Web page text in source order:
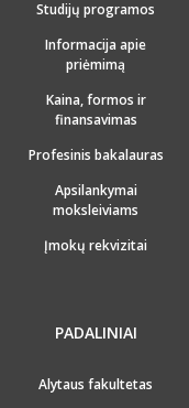
Studijų programos
Informacija apie
priėmimą
Kaina, formos ir
finansavimas
Profesinis bakalauras
Apsilankymai
moksleiviams
Įmokų rekvizitai
PADALINIAI
Alytaus fakultetas